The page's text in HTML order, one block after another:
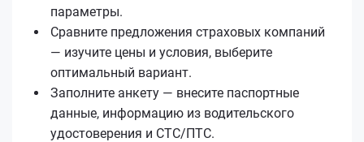
параметры.
Сравните предложения страховых компаний
— изучите цены и условия, выберите
оптимальный вариант.
Заполните анкету — внесите паспортные
данные, информацию из водительского
удостоверения и СТС/ПТС.